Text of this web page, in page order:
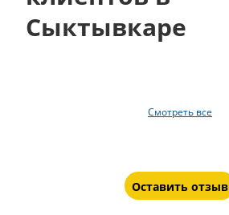
Сыктывкаре
Смотреть все
Оставить отзыв